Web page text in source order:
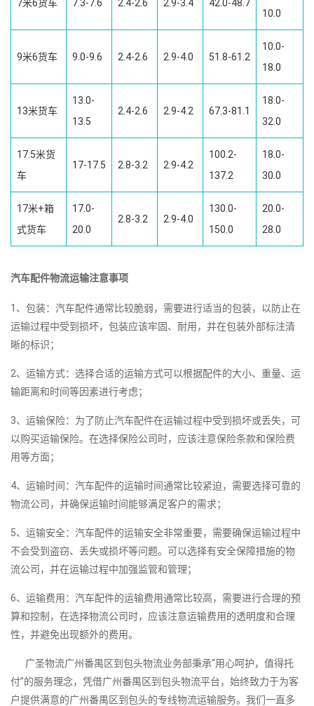
7米6货车 7.3-7.6 2.4-2.6 2.9-3.4
42.0-48.7
10.0
9米6货车 9.0-9.6 2.4-2.6 2.9-4.0 51.8-61.2
10.0-
18.0
13米货车
13.0-
13.5
2.4-2.6 2.9-4.2 67.3-81.1
18.0-
32.0
17.5米货
车
17-17.5 2.8-3.2 2.9-4.2
100.2-
137.2
18.0-
30.0
17米+箱
式货车
17.0-
20.0
2.8-3.2 2.9-4.0
130.0-
150.0
20.0-
28.0
汽车配件物流运输注意事项
1、包装：汽车配件通常比较脆弱，需要进行适当的包装，以防止在
运输过程中受到损坏，包装应该牢固、耐用，并在包装外部标注清
晰的标识；
2、运输方式：选择合适的运输方式可以根据配件的大小、重量、运
输距离和时间等因素进行考虑；
3、运输保险：为了防止汽车配件在运输过程中受到损坏或丢失，可
以购买运输保险。在选择保险公司时，应该注意保险条款和保险费
用等方面；
4、运输时间：汽车配件的运输时间通常比较紧迫，需要选择可靠的
物流公司，并确保运输时间能够满足客户的需求；
5、运输安全：汽车配件的运输安全非常重要，需要确保运输过程中
不会受到盗窃、丢失或损坏等问题。可以选择有安全保障措施的物
流公司，并在运输过程中加强监管和管理；
6、运输费用：汽车配件的运输费用通常比较高，需要进行合理的预
算和控制，在选择物流公司时，应该注意运输费用的透明度和合理
性，并避免出现额外的费用。
广圣物流广州番禺区到包头物流业务部秉承“用心呵护，值得托
付”的服务理念，凭借广州番禺区到包头物流平台，始终致力于为客
户提供满意的广州番禺区到包头的专线物流运输服务。我们一直多